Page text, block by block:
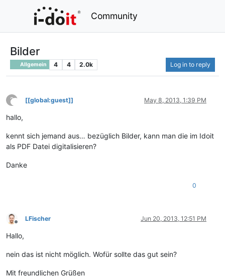
Community
Bilder
Allgemein 4 4 2.0k Log in to reply
?
This user is from outside of this forum
[[global:guest]] May 8, 2013, 1:39 PM
hallo,
kennt sich jemand aus… bezüglich Bilder, kann man die im Idoit
als PDF Datei digitalisieren?
Danke
0
Offline
LFischer Jun 20, 2013, 12:51 PM
Hallo,
nein das ist nicht möglich. Wofür sollte das gut sein?
Mit freundlichen Grüßen